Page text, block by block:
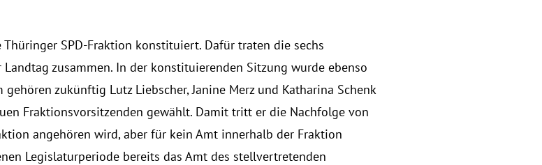
SPD-Fraktion konstituiert. Dafür traten die sechs
zusammen. In der konstituierenden Sitzung wurde ebenso
zukünftig Lutz Liebscher, Janine Merz und Katharina Schenk
Fraktionsvorsitzenden gewählt. Damit tritt er die Nachfolge von
angehören wird, aber für kein Amt innerhalb der Fraktion
Legislaturperiode bereits das Amt des stellvertretenden